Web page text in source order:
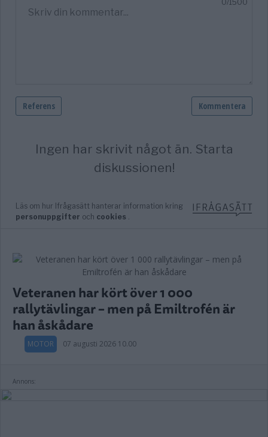
Veteranen har kört över 1 000
rallytävlingar – men på Emiltrofén är
han åskådare
MOTOR 07 augusti 2026 10.00
Annons: